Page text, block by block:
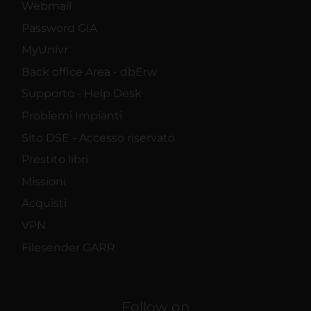
Webmail
Password GIA
MyUnivr
Back office Area - dbErw
Supporto - Help Desk
Problemi Impianti
Sito DSE - Accesso riservato
Prestito libri
Missioni
Acquisti
VPN
Filesender GARR
Follow on